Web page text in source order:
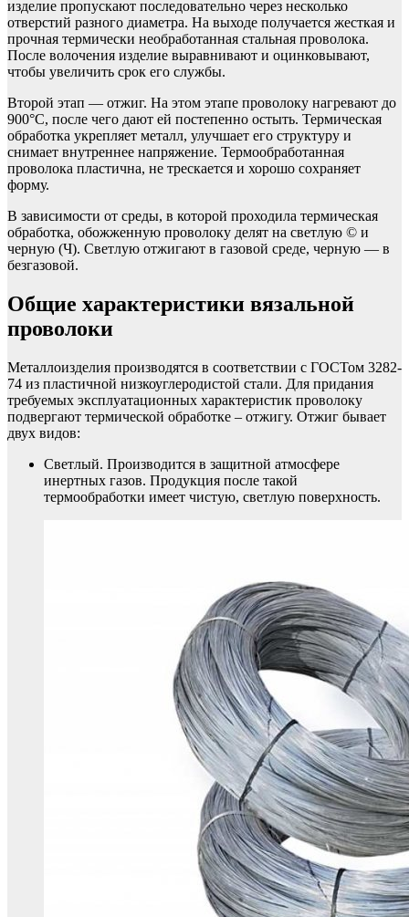
изделие пропускают последовательно через несколько
отверстий разного диаметра. На выходе получается жесткая и
прочная термически необработанная стальная проволока.
После волочения изделие выравнивают и оцинковывают,
чтобы увеличить срок его службы.
Второй этап — отжиг. На этом этапе проволоку нагревают до
900°С, после чего дают ей постепенно остыть. Термическая
обработка укрепляет металл, улучшает его структуру и
снимает внутреннее напряжение. Термообработанная
проволока пластична, не трескается и хорошо сохраняет
форму.
В зависимости от среды, в которой проходила термическая
обработка, обожженную проволоку делят на светлую © и
черную (Ч). Светлую отжигают в газовой среде, черную — в
безгазовой.
Общие характеристики вязальной
проволоки
Металлоизделия производятся в соответствии с ГОСТом 3282-
74 из пластичной низкоуглеродистой стали. Для придания
требуемых эксплуатационных характеристик проволоку
подвергают термической обработке – отжигу. Отжиг бывает
двух видов:
Светлый. Производится в защитной атмосфере
инертных газов. Продукция после такой
термообработки имеет чистую, светлую поверхность.